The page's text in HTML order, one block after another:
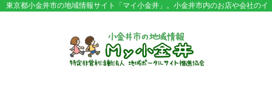
東京都小金井市の地域情報サイト「マイ小金井」。小金井市内のお店や会社のイ